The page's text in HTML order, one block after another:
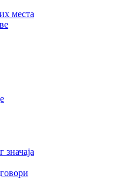
места